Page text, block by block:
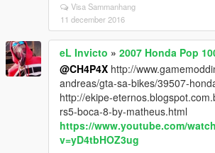
Visa Sammanhang
11 december 2016
eL Invicto » 2007 Honda Pop
@CH4P4X http://
andreas/gta-sa-bikes/39507-
http://ekipe-
rs5-boca-8-by-matheus.html
https://www.youtube.com/
v=yD4tbHOZ3ug